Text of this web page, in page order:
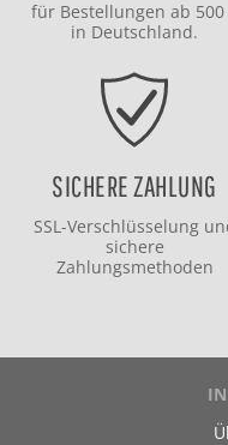
für Bestellungen ab 500
in Deutschland.
SICHERE ZAHLUNG
SSL-Verschlüsselung
sichere
Zahlungsmethoden